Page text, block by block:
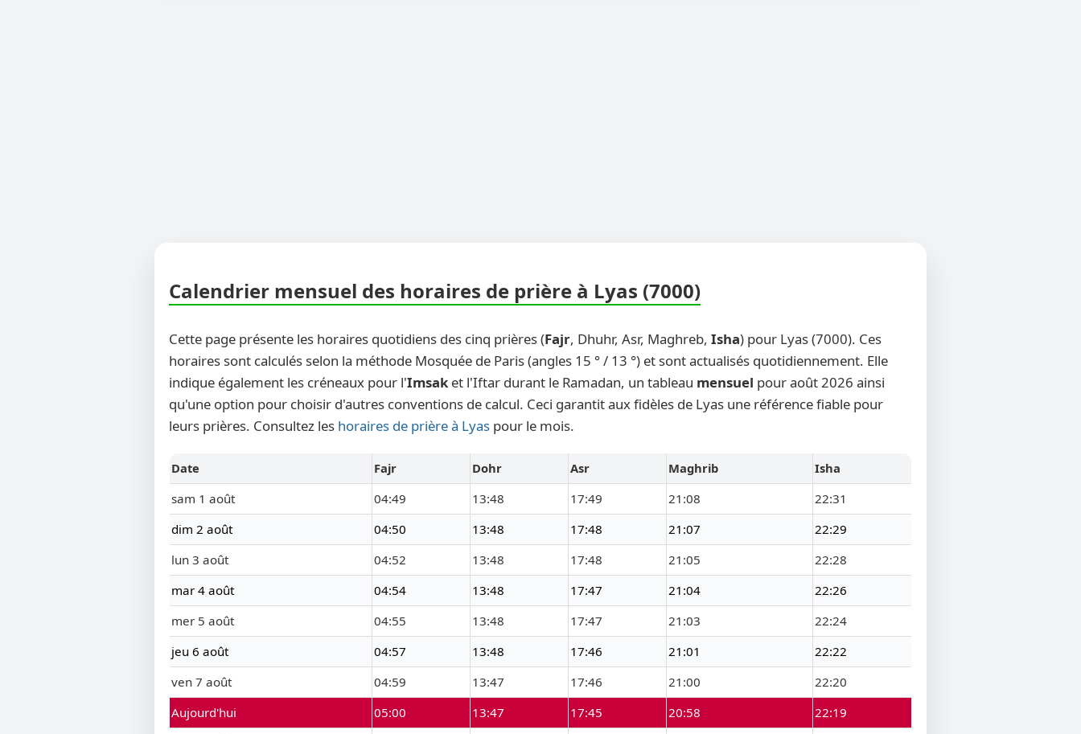
Calendrier mensuel des horaires de prière à Lyas (7000)
Cette page présente les horaires quotidiens des cinq prières (Fajr, Dhuhr, Asr, Maghreb, Isha) pour Lyas (7000). Ces
horaires sont calculés selon la méthode Mosquée de Paris (angles 15 ° / 13 °) et sont actualisés quotidiennement. Elle
indique également les créneaux pour l'Imsak et l'Iftar durant le Ramadan, un tableau mensuel pour août 2026 ainsi
qu'une option pour choisir d'autres conventions de calcul. Ceci garantit aux fidèles de Lyas une référence fiable pour
leurs prières. Consultez les horaires de prière à Lyas pour le mois.
Date Fajr Dohr Asr Maghrib
Isha
sam 1 août
04:49 13:48 17:49 21:08
22:31
dim 2 août
04:50 13:48 17:48 21:07
22:29
lun 3 août
04:52 13:48 17:48 21:05
22:28
mar 4 août
04:54 13:48 17:47 21:04
22:26
mer 5 août
04:55 13:48 17:47 21:03
22:24
jeu 6 août
04:57 13:48 17:46 21:01
22:22
ven 7 août
04:59 13:47 17:46 21:00
22:20
Aujourd'hui
05:00 13:47 17:45 20:58
22:19